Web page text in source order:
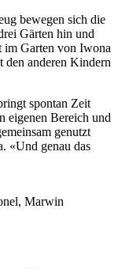
bewegen sich die
Gärten hin und
im Garten von Iwona
den anderen Kindern
spontan Zeit
eigenen Bereich und
genutzt
«Und genau das
Marwin